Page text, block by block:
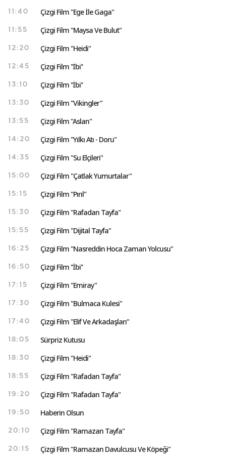
11:40 Çizgi Film "Ege İle Gaga"
11:55 Çizgi Film "Maysa Ve Bulut"
12:20 Çizgi Film "Heidi"
12:45 Çizgi Film ''İbi''
13:10 Çizgi Film ''İbi''
13:30 Çizgi Film "Vikingler"
13:55 Çizgi Film "Aslan"
14:20 Çizgi Film "Yılkı Atı - Doru"
14:35 Çizgi Film "Su Elçileri"
15:00 Çizgi Film "Çatlak Yumurtalar"
15:15 Çizgi Film "Pırıl"
15:30 Çizgi Film "Rafadan Tayfa"
15:55 Çizgi Film "Dijital Tayfa"
16:25 Çizgi Film "Nasreddin Hoca Zaman Yolcusu"
16:50 Çizgi Film ''İbi''
17:15 Çizgi Film "Emiray"
17:30 Çizgi Film "Bulmaca Kulesi"
17:40 Çizgi Film "Elif Ve Arkadaşları"
18:05 Sürpriz Kutusu
18:30 Çizgi Film "Heidi"
18:55 Çizgi Film "Rafadan Tayfa"
19:20 Çizgi Film "Rafadan Tayfa"
19:50 Haberin Olsun
20:10 Çizgi Film "Ramazan Tayfa"
20:15 Çizgi Film "Ramazan Davulcusu Ve Köpeği"